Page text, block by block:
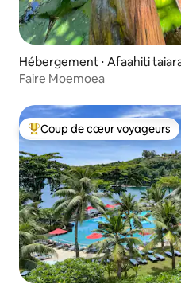
Hébergement ⋅ Afaahiti
Faire Moemoea
Coups de cœur voyageurs les
Coup de cœur voyageurs